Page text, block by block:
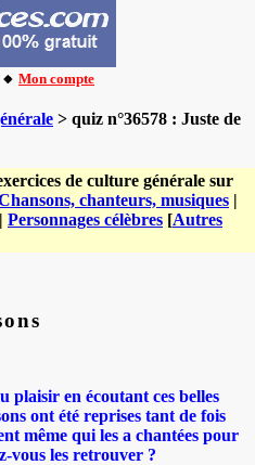
Mon compte
> quiz n°36578 : Juste de
de culture générale sur
chanteurs, musiques |
| Personnages célèbres [Autres
plaisir en écoutant ces belles
ont été reprises tant de fois
même qui les a chantées pour
vous les retrouver ?